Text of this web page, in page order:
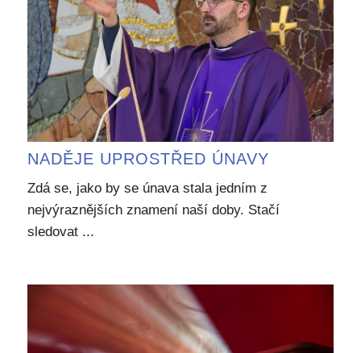
NADĚJE UPROSTŘED ÚNAVY
Zdá se, jako by se únava stala jedním z
nejvýraznějších znamení naší doby. Stačí
sledovat ...